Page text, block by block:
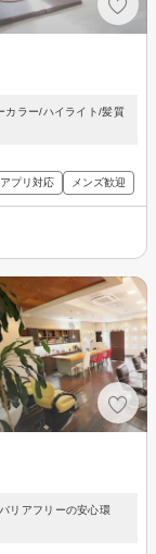
カラー/ハイライト/髪質
プリ対応 メンズ歓迎
リアフリーの安心環